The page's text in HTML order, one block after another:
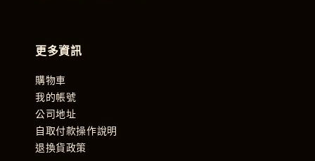
更多資訊
購物車
我的帳號
公司地址
自取付款操作說明
退換貨政策